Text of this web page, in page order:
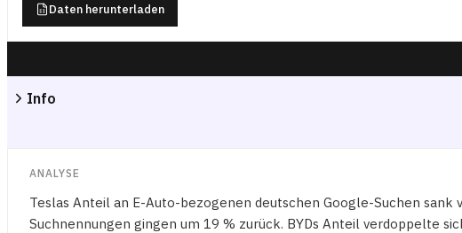
Daten herunterladen
Info
ANALYSE
Teslas Anteil an E-Auto-bezogenen deutschen Google-Suchen
Suchnennungen gingen um 19 % zurück. BYDs Anteil verdoppelte